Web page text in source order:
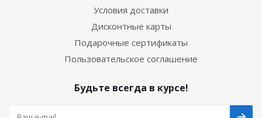
Условия доставки
Дисконтные карты
Подарочные сертификаты
Пользовательское соглашение
Будьте всегда в курсе!